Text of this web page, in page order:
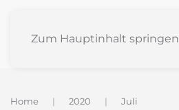
Zum Hauptinhalt springen
Home 2020 Juli